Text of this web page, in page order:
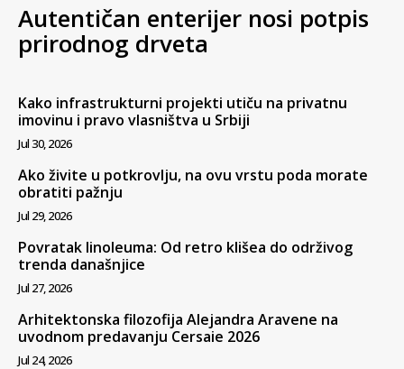
Autentičan enterijer nosi potpis
prirodnog drveta
Kako infrastrukturni projekti utiču na privatnu
imovinu i pravo vlasništva u Srbiji
Jul 30, 2026
Ako živite u potkrovlju, na ovu vrstu poda morate
obratiti pažnju
Jul 29, 2026
Povratak linoleuma: Od retro klišea do održivog
trenda današnjice
Jul 27, 2026
Arhitektonska filozofija Alejandra Aravene na
uvodnom predavanju Cersaie 2026
Jul 24, 2026